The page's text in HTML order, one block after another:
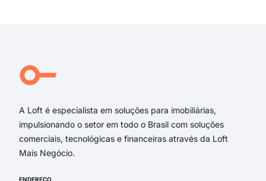
A Loft é especialista em soluções para imobiliárias,
impulsionando o setor em todo o Brasil com soluções
comerciais, tecnológicas e financeiras através da Loft
Mais Negócio.
ENDEREÇO